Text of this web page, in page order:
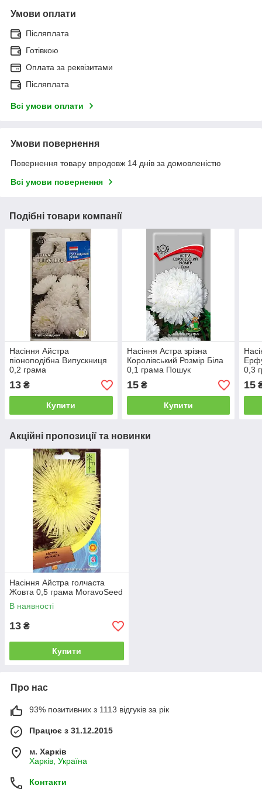
Умови оплати
Післяплата
Готівкою
Оплата за реквізитами
Післяплата
Всі умови оплати
Умови повернення
Повернення товару впродовж 14 днів за домовленістю
Всі умови повернення
Подібні товари компанії
Насіння Айстра
піоноподібна Випускниця
0,2 грама
13 ₴
Купити
Насіння Астра зрізна
Королівський Розмір Біла
0,1 грама Пошук
15₴
Купити
0,3
15
Акційні пропозиції та новинки
Насіння Айстра голчаста
Жовта 0,5 грама MoravoSeed
В наявності
13 ₴
Купити
Про нас
93% позитивних з 1113 відгуків за рік
Працює з 31.12.2015
м. Харків
Харків, Україна
Контакти